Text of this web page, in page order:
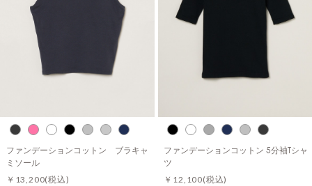
ファンデーションコットン ブラキャ
ミソール
￥13,200(税込)
ファンデーションコットン 5分袖Tシャ
ツ
￥12,100(税込)